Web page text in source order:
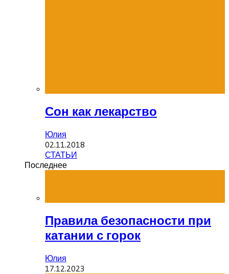
Сон как лекарство
Юлия
02.11.2018
СТАТЬИ
Последнее
Правила безопасности при
катании с горок
Юлия
17.12.2023